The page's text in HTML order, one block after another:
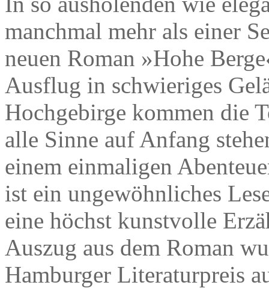
manchmal mehr als einer
neuen Roman »Hohe
Ausflug in schwieriges
Hochgebirge kommen die
alle Sinne auf Anfang
einem einmaligen
ist ein ungewöhnliches
eine höchst kunstvolle
Auszug aus dem Roman
Hamburger Literaturpreis